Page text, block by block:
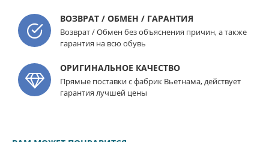
ВОЗВРАТ / ОБМЕН / ГАРАНТИЯ
Возврат / Обмен без объяснения причин, а также
гарантия на всю обувь
ОРИГИНАЛЬНОЕ КАЧЕСТВО
Прямые поставки с фабрик Вьетнама, действует
гарантия лучшей цены